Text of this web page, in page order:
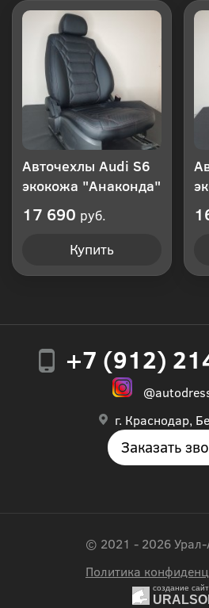
Авточехлы Audi S6
экокожа "Анаконда"
17 690 руб.
Купить
+7 (912)
г. Краснодар,
Заказать
© 2021 - 2026 Урал-
Политика
создание